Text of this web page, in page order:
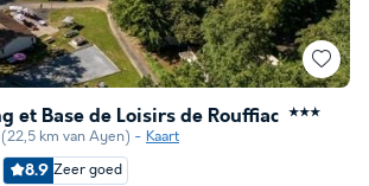
et Base de Loisirs de Rouffiac ★★★
(22,5 km van Ayen) Kaart
8.9 Zeer goed